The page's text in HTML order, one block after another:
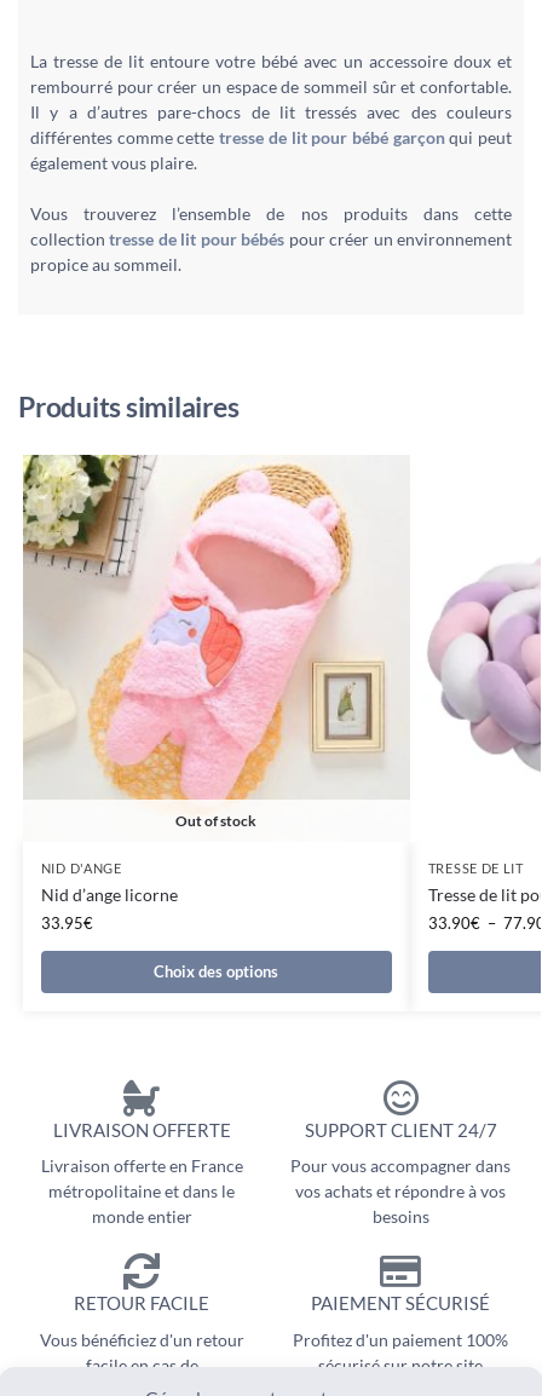
La tresse de lit entoure votre bébé avec un accessoire doux et
rembourré pour créer un espace de sommeil sûr et confortable.
Il y a d’autres pare-chocs de lit tressés avec des couleurs
différentes comme cettetresse de lit pour bébé garçonqui peut
également vous plaire.
Vous trouverez l’ensemble de nos produits dans cette
collectiontresse de lit pour bébés pour créer un environnement
propice au sommeil.
Produits similaires
Out of stock
NID D'ANGE
Nid d’ange licorne
33.95€
Choix des options
TRESSE DE LIT
Tresse de lit
33.90€ –
LIVRAISON OFFERTE
Livraison offerte en France
métropolitaine et dans le
monde entier
SUPPORT CLIENT 24/7
Pour vous accompagner dans
vos achats et répondre à vos
besoins
RETOUR FACILE
Vous bénéficiez d'un retour
facile en cas de
remboursement
PAIEMENT SÉCURISÉ
Profitez d'un paiement 100%
sécurisé sur notre site